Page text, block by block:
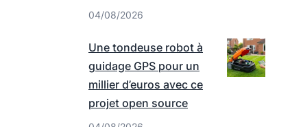
04/08/2026
Une tondeuse robot à
guidage GPS pour un
millier d’euros avec ce
projet open source